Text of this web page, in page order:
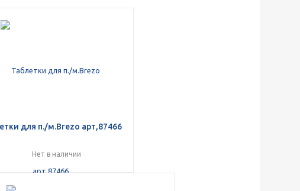
для п./м.Brezo арт,87466
Нет в наличии